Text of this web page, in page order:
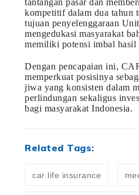
kompetitif dalam dua tahun
tujuan penyelenggaraan
mengedukasi masyarakat
memiliki potensi imbal hasil
Dengan pencapaian ini,
memperkuat posisinya
jiwa yang konsisten dalam
perlindungan sekaligus
bagi masyarakat Indonesia.
Related Tags:
car life insurance